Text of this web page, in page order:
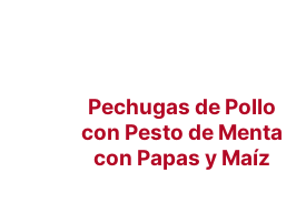
Pechugas de Pollo
con Pesto de Menta
con Papas y Maíz